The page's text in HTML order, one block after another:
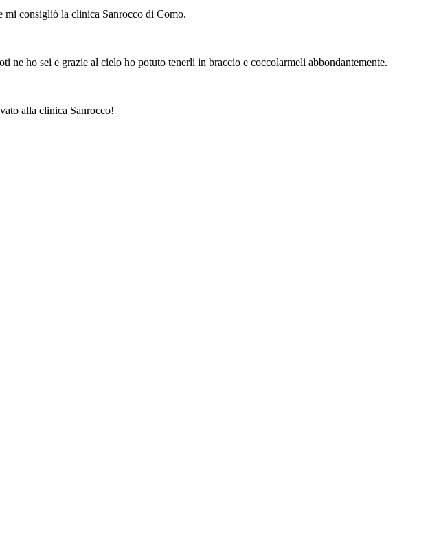
mi consigliò la clinica Sanrocco di Como.
ho sei e grazie al cielo ho potuto tenerli in braccio e coccolarmeli abbondantemente.
alla clinica Sanrocco!